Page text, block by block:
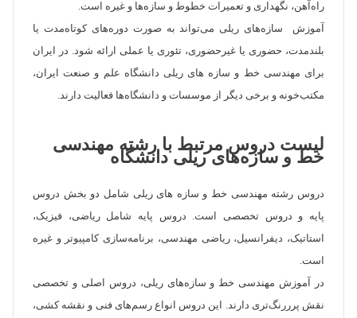
راه‌آهن، نگهداری و تعمیرات خطوط و سازه‌ها و غیره است.
آموزش سازه‌های ریلی می‌تواند به صورت دوره‌های کوتاه‌مدت یا
بلند‌مدت، حضوری یا غیرحضوری، تئوری یا عملی ارائه شود. در ایران
برای مهندسی خط و سازه های ریلی دانشگاه علم و صنعت ایران،
مکتب‌خونه و برخی دیگر از موسسات و دانشگاه‌ها فعالیت دارند.
لیست دروس مرتبط با رشته مهندسی
خط و سازه‌های ریلی دانشگاه
دروس رشته مهندسی خط و سازه ‌های ریلی شامل دو بخش دروس
پایه و دروس تخصصی است. دروس پایه شامل ریاضی، فیزیک،
استاتیک، دیفرانسیل، ریاضی مهندسی، برنامه‌سازی کامپیوتر و غیره
است.
در آموزش مهندسی خط و سازه‌های ریلی، دروس اصلی و تخصصی
نقش پرررنگ‌تری دارند. این دروس انواع رسم‌های فنی و نقشه کشی،